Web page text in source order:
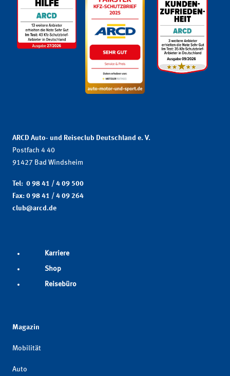
ARCD Auto- und Reiseclub Deutschland e. V.
Postfach 4 40
91427 Bad Windsheim
Tel: 0 98 41 / 4 09 500
Fax: 0 98 41 / 4 09 264
club@arcd.de
Karriere
Shop
Reisebüro
Magazin
Mobilität
Auto